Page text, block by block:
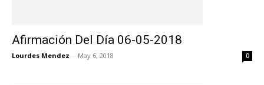
Afirmación Del Día 06-05-2018
Lourdes Mendez - May 6, 2018 0